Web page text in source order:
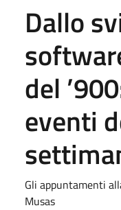
Dallo
del
eventi
Gli appuntamenti
Musas